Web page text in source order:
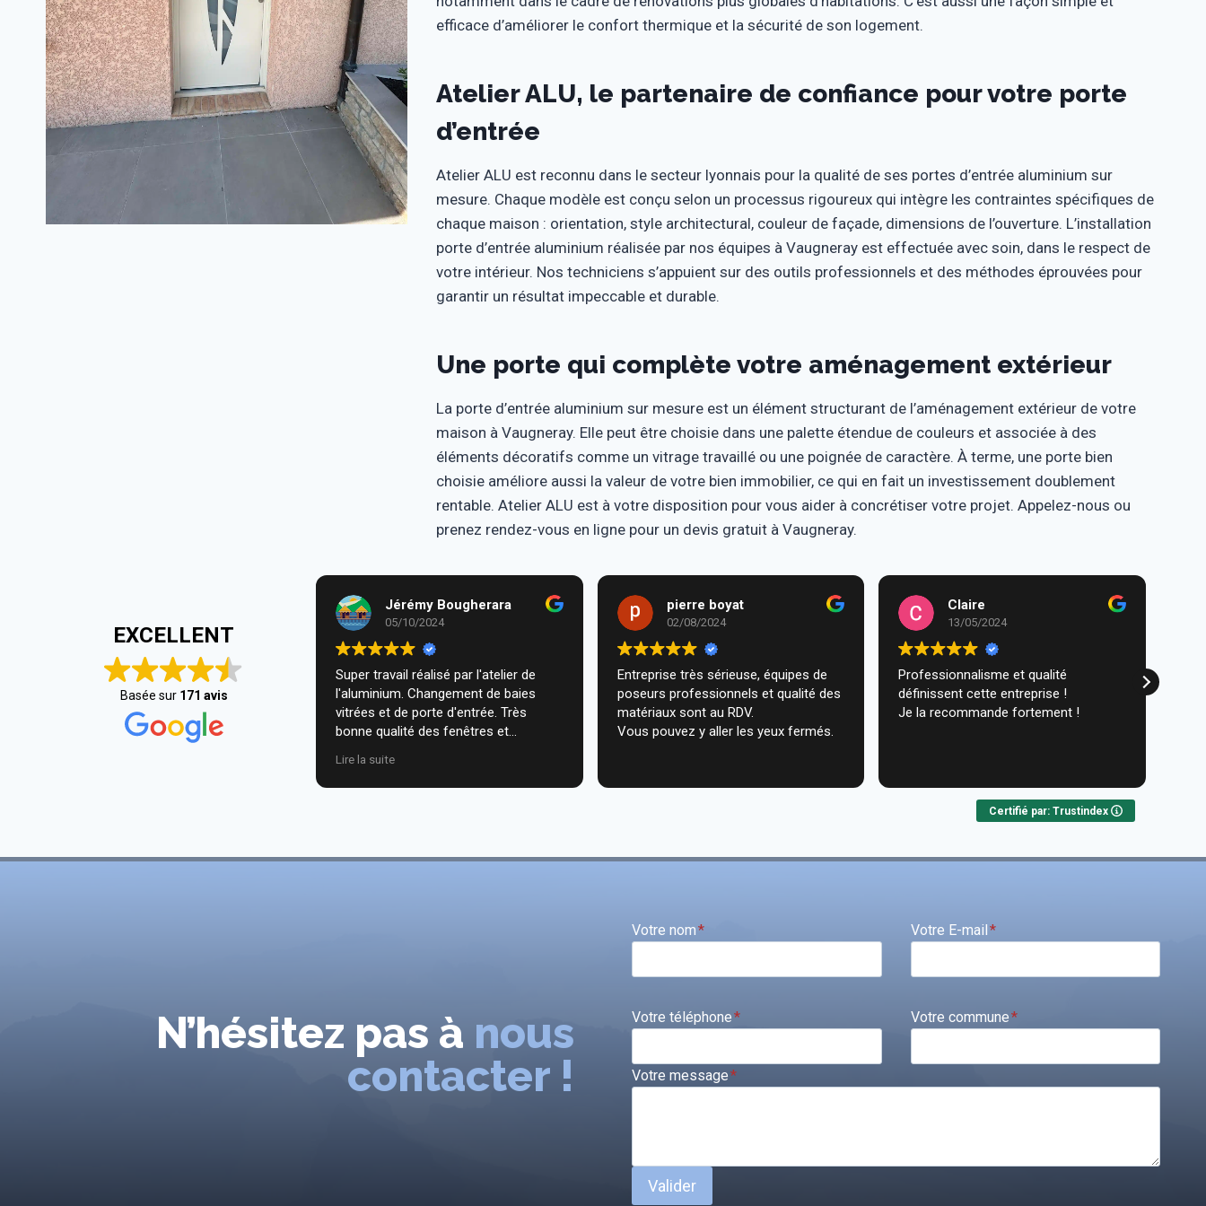
efficace d’améliorer le confort thermique et la sécurité de son logement.
Atelier ALU, le partenaire de confiance pour votre porte
d’entrée
Atelier ALU est reconnu dans le secteur lyonnais pour la qualité de ses portes d’entrée aluminium sur
mesure. Chaque modèle est conçu selon un processus rigoureux qui intègre les contraintes spécifiques de
chaque maison : orientation, style architectural, couleur de façade, dimensions de l’ouverture. L’installation
porte d’entrée aluminium réalisée par nos équipes à Vaugneray est effectuée avec soin, dans le respect de
votre intérieur. Nos techniciens s’appuient sur des outils professionnels et des méthodes éprouvées pour
garantir un résultat impeccable et durable.
Une porte qui complète votre aménagement extérieur
La porte d’entrée aluminium sur mesure est un élément structurant de l’aménagement extérieur de votre
maison à Vaugneray. Elle peut être choisie dans une palette étendue de couleurs et associée à des
éléments décoratifs comme un vitrage travaillé ou une poignée de caractère. À terme, une porte bien
choisie améliore aussi la valeur de votre bien immobilier, ce qui en fait un investissement doublement
rentable. Atelier ALU est à votre disposition pour vous aider à concrétiser votre projet. Appelez-nous ou
prenez rendez-vous en ligne pour un devis gratuit à Vaugneray.
EXCELLENT
Basée sur 171 avis
Jérémy Bougherara
05/10/2024
Super travail réalisé par l'atelier de
l'aluminium. Changement de baies
vitrées et de porte d'entrée. Très
bonne qualité des fenêtres et
nous. Je recommande vivement.
Lire la suite
pierre boyat
02/08/2024
Entreprise très sérieuse, équipes de
poseurs professionnels et qualité des
matériaux sont au RDV.
Vous pouvez y aller les yeux fermés.
Claire
13/05/2024
Professionnalisme et qualité
définissent cette entreprise !
Je la recommande fortement !
Certifié par: Trustindex
N’hésitez pas à nous
contacter !
Votre nom* Votre E-mail*
Votre téléphone* Votre commune*
Votre message*
Valider